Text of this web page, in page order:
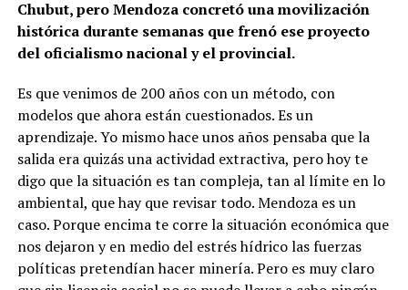
Chubut, pero Mendoza concretó una movilización
histórica durante semanas que frenó ese proyecto
del oficialismo nacional y el provincial.
Es que venimos de 200 años con un método, con
modelos que ahora están cuestionados. Es un
aprendizaje. Yo mismo hace unos años pensaba que la
salida era quizás una actividad extractiva, pero hoy te
digo que la situación es tan compleja, tan al límite en lo
ambiental, que hay que revisar todo. Mendoza es un
caso. Porque encima te corre la situación económica que
nos dejaron y en medio del estrés hídrico las fuerzas
políticas pretendían hacer minería. Pero es muy claro